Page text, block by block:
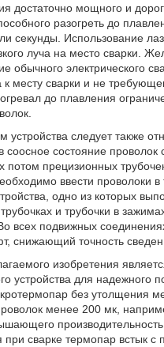
достаточно мощного и
разогреть до
секунды. Использование
луча на место сварки.
обычного электрического
к месту сварки и не
до плавления
устройства следует также
соосное состояние проволок
потом прецизионных
ввести проволоки в
одно из которых
и трубочки в
всех подвижных
снижающий точность
изобретения
устройства для надежного
без утолщения
менее 200 мк,
при сварке термопар встык